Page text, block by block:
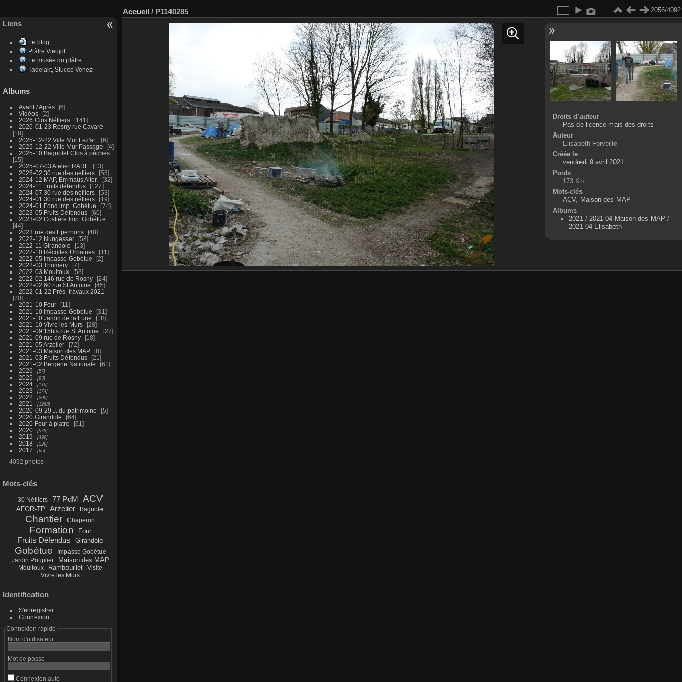
Liens
Le blog
Plâtre Vieujot
Le musée du plâtre
Tadelakt, Stucco Venezi
Albums
Avant / Après
6
Vidéos
2
2026 Clos Néfliers
141
2026-01-23 Rosny rue Cavaré
18
2025-12-22 Ville Mur Lez'art
6
2025-12-22 Ville Mur Passage
4
2025-10 Bagnolet Clos à pêches
15
2025-07-03 Atelier RARE
13
2025-02 30 rue des néfliers
55
2024-12 MAP, Emmaüs Alter.
32
2024-11 Fruits défendus
127
2024-07 30 rue des néfliers
53
2024-01 30 rue des néfliers
19
2024-01 Fond imp. Gobétue
74
2023-05 Fruits Défendus
60
2023-02 Costière Imp. Gobétue
44
2023 rue des Epernons
48
2022-12 Nungesser
58
2022-11 Girandole
13
2022-10 Récoltes Urbaines
11
2022-05 Impasse Gobétue
2
2022-03 Thomery
7
2022-03 Moultoux
53
2022-02 146 rue de Rosny
24
2022-02 60 rue St Antoine
45
2022-01-22 Prés. travaux 2021
20
2021-10 Four
11
2021-10 Impasse Gobétue
31
2021-10 Jardin de la Lune
18
2021-10 Vivre les Murs
28
2021-09 15bis rue St Antoine
27
2021-09 rue de Rosny
18
2021-05 Arzelier
72
2021-03 Maison des MAP
8
2021-03 Fruits Défendus
21
2021-02 Bergerie Nationale
61
2026
57
2025 93
2024 116
2023 174
2022 206
2021 1268
2020-09-29 J. du patrimoine
5
2020 Girandole
64
2020 Four à platre
61
2020
978
2019 499
2018 229
2017 66
4092 photos
Mots-clés
30 Néfliers 77 PdM ACV
AFOR-TP Arzelier Bagnolet
Chantier Chaperon
Formation Four
Fruits Défendus Girandole
Gobétue
Impasse Gobétue
Jardin Pouplier
Maison des MAP
Moultoux Rambouillet
Visite
Vivre les Murs
Identification
S'enregistrer
Connexion
Connexion rapide
Nom d'utilisateur
Mot de passe
Connexion auto
Accueil / P1140285 2056/4092
Droits d’auteur
Pas de licence mais des droits
Auteur
Elisabeth Forveille
Créée le
vendredi 9 avril 2021
Poids
173 Ko
Mots-clés
ACV, Maison des MAP
Albums
2021 /2021-04 Maison des MAP /
2021-04 Elisabeth